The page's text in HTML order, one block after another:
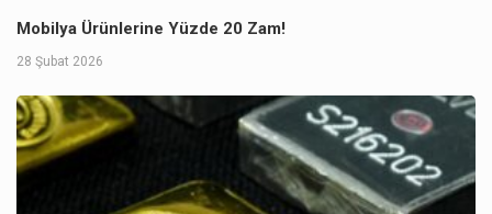
Mobilya Ürünlerine Yüzde 20 Zam!
28 Şubat 2026